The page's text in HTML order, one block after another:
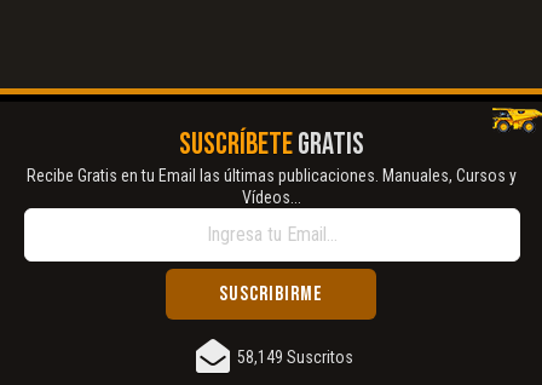
SUSCRÍBETEGRATIS
Recibe Gratis en tu Email las últimas publicaciones. Manuales, Cursos y
Vídeos...
58,149 Suscritos